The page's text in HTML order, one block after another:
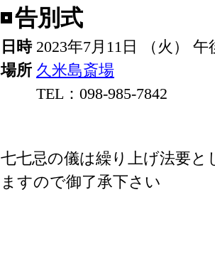
告別式
日時 2023年7月11日 （火） 午
場所 久米島斎場
TEL：098-985-7842
七七忌の儀は繰り上げ法要と
ますので御了承下さい